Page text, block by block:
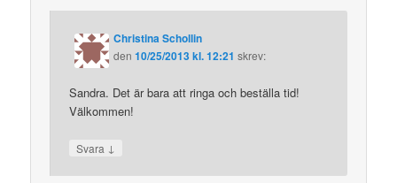
Christina Schollin
den10/25/2013 kl. 12:21 skrev:
Sandra. Det är bara att ringa och beställa tid!
Välkommen!
Svara ↓